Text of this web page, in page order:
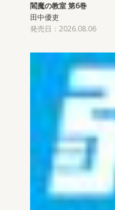
閻魔の教室 第6巻
田中優吏
発売日：2026.08.06